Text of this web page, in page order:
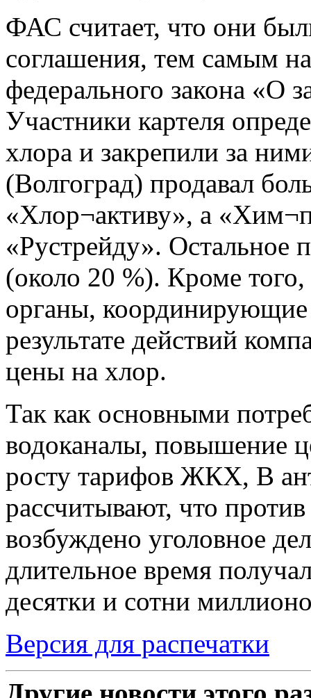
ФАС считает, что они
соглашения, тем самым
федерального закона «О
Участники картеля
хлора и закрепили за
(Волгоград) продавал
«Хлор¬активу», а
«Рустрейду». Остальное
(около 20 %). Кроме
органы, координирующие
результате действий
цены на хлор.
Так как основными
водоканалы, повышение
росту тарифов ЖКХ, В
рассчитывают, что
возбуждено уголовное
длительное время
десятки и сотни
Версия для распечатки